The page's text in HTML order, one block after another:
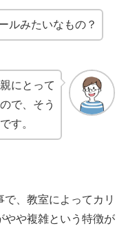
ルみたいなもの？
にとって
で、そう
す。
、教室によってカリ
やや複雑という特徴が